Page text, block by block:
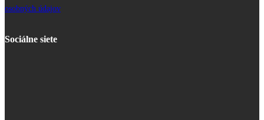
osobných údajov
Sociálne siete